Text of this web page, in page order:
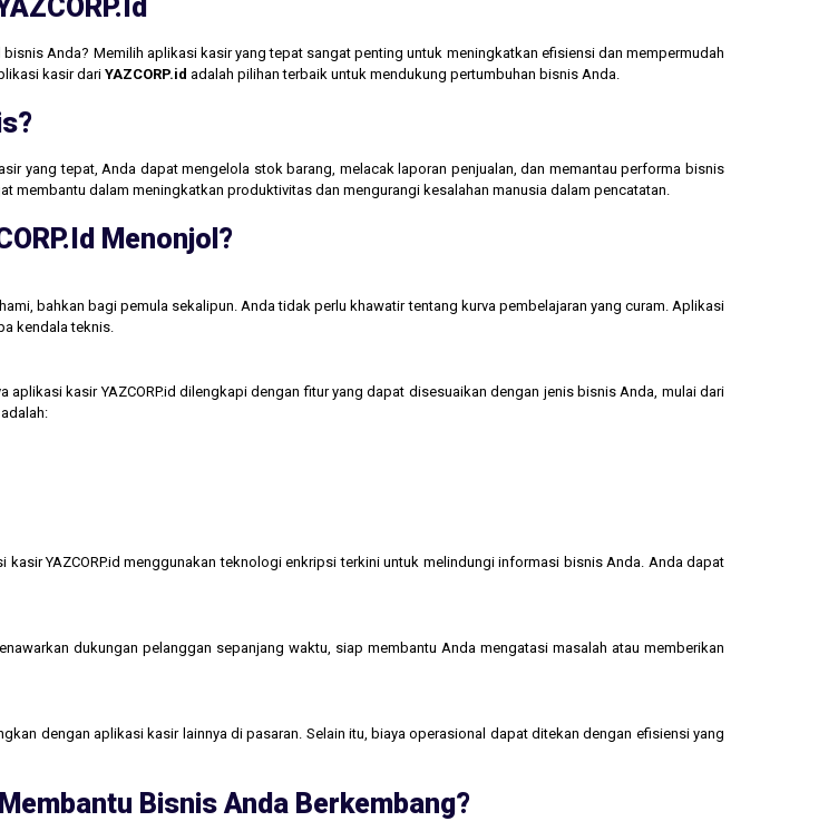
Anda? Memilih aplikasi kasir yang tepat sangat penting untuk meningkatkan efisiensi dan mempermudah
kasir dari YAZCORP.id adalah pilihan terbaik untuk mendukung pertumbuhan bisnis Anda.
yang tepat, Anda dapat mengelola stok barang, melacak laporan penjualan, dan memantau performa bisnis
membantu dalam meningkatkan produktivitas dan mengurangi kesalahan manusia dalam pencatatan.
Menonjol?
bahkan bagi pemula sekalipun. Anda tidak perlu khawatir tentang kurva pembelajaran yang curam. Aplikasi
kendala teknis.
kasir YAZCORP.id dilengkapi dengan fitur yang dapat disesuaikan dengan jenis bisnis Anda, mulai dari
YAZCORP.id menggunakan teknologi enkripsi terkini untuk melindungi informasi bisnis Anda. Anda dapat
dukungan pelanggan sepanjang waktu, siap membantu Anda mengatasi masalah atau memberikan
dengan aplikasi kasir lainnya di pasaran. Selain itu, biaya operasional dapat ditekan dengan efisiensi yang
Bisnis Anda Berkembang?